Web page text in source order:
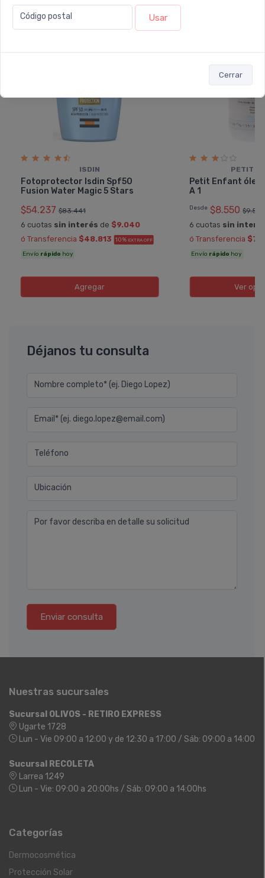
Código postal Usar
Cerrar
ISDIN
Fotoprotector Isdin Spf50
Fusion Water Magic 5 Stars
$54.237 $83.441
6 cuotas sin interés de $9.040
ó Transferencia $48.813 10% EXTRA OFF
Envío rápido hoy
Agregar
PETIT
Petit Enfant óleo
A 1
Desde $8.550
6 cuotas sin
ó Transferencia
Envío rápido hoy
Ver
Déjanos tu consulta
Nombre completo* (ej. Diego Lopez)
Email* (ej. diego.lopez@email.com)
Teléfono
Ubicación
Por favor describa en detalle su solicitud
Enviar consulta
Nuestras sucursales
Sucursal OLIVOS - RETIRO EXPRESS
Ugarte 1728
Lun - Vie 09:00 a 12:00 y de 12:30 a 17:00 / Sáb: 09:00 a 14:00
Sucursal RECOLETA
Larrea 1249
Lun - Vie: 09:00 a 20:00hs / Sáb: 09:00 a 14:00hs
Categorías
Dermocosmética
Protección Solar